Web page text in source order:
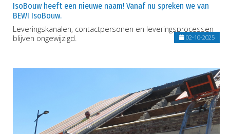
IsoBouw heeft een nieuwe naam! Vanaf nu spreken we van
BEWI IsoBouw.
Leveringskanalen, contactpersonen en leveringsprocessen
blijven ongewijzigd.
02-10-2025